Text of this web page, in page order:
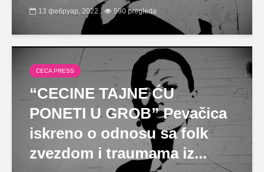
13 фебруар, 2022 590 pregleda
CECA PRESS
“CECINE TAJNE ĆU
PONETI U GROB” Pevačica
iskreno o odnosu sa folk
zvezdom i traumama iz...